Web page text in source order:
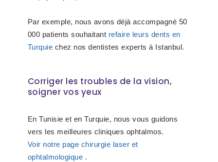
Par exemple, nous avons déjà accompagné 50
000 patients souhaitant refaire leurs dents en
Turquie chez nos dentistes experts à Istanbul.
Corriger les troubles de la vision,
soigner vos yeux
En Tunisie et en Turquie, nous vous guidons
vers les meilleures cliniques ophtalmos.
Voir notre page chirurgie laser et
ophtalmologique .